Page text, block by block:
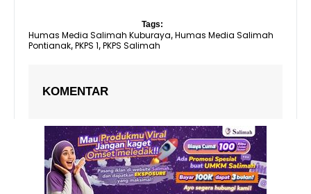
Tags:
Humas Media Salimah Kuburaya, Humas Media Salimah
Pontianak, PKPS 1, PKPS Salimah
KOMENTAR